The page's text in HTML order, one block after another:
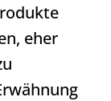
eher